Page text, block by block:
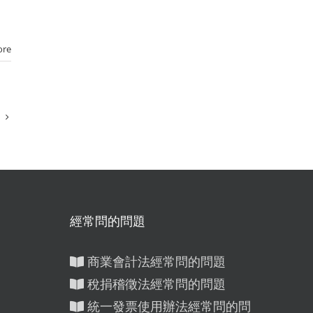
經常問的問題
商業會計法經常問的問題
稅捐稽徵法經常問的問題
統一發票使用辦法經常問的問